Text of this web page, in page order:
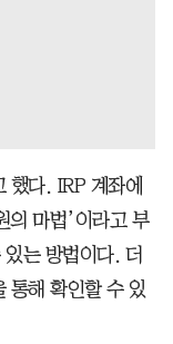
했다. IRP 계좌에
의 마법’이라고 부
는 방법이다. 더
통해 확인할 수 있